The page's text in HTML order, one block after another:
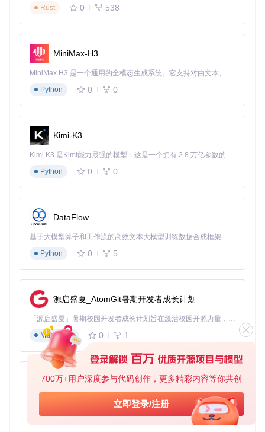
700万+用户深度参与代码创作，更多精彩内容等你共创
立即登录/注册
已安装.NET 9桌面运行时
已安装Steam客户端并登录
至少1GB可用存储空间
irrors/te/TEKLauncher
进入项目目录：
构建项目：
运行启动器： dotnet run
首次配置
登录Steam账号（用于MOD和DLC访问）
根据网络状况选择合适的下载节点
如何3分钟完成MOD批量更新？
打开MOD管理标签页 ModsTab
点击"批量更新"按钮，系统将自动：
下载更新文件
安装并验证文件完整性
完成后会显示更新结果报告
如何快速部署私人ARK服务器？
进入ServersTab服务器管理界面
点击"创建服务器"按钮，配置：
服务器名称和描述
最大玩家数量
点击"启动服务器"，系统将：
Rust
0 538
MiniMax-H3
MiniMax H3 是一个通用的全模态生成系统。它支持对由文本、图像、视频和音频组成的多模态上下文进行统一理解，并能生成分辨率高达 2K、时长可达 15 秒的带原生立体声音频的视频。得益于面向任务泛化的系统设计，H3 在预训练阶段就已具备广泛的多模态上下文理解与生成能力，能够出色地执行复杂的多模态指令。
Python
0 0
Kimi-K3
Kimi K3 是Kimi能力最强的模型：这是一个拥有 2.8 万亿参数的混合专家（MoE）模型，具备原生视觉理解能力，并支持 100 万 token 的上下文窗口。
Python
0 0
DataFlow
基于大模型算子和工作流的高效文本大模型训练数据合成框架
Python
0 5
源启盛夏_AtomGit暑期开发者成长计划
「源启盛夏」暑期校园开发者成长计划旨在激活校园开源力量，通过积分激励、认证扶持、资源倾斜等形式，引导高校组织和开发者完成「入驻 — 建项目 — 做贡献 — 获认证 — 得资源」的完整闭环。无论你是想带领社团入驻平台的组织者，还是希望用代码贡献证明自己的开发者，都能在这里找到属于你的成长路径。
Markdown
0 1
py-xiaozhi
基于Python的Xiaozhi AI，适用于想要完整Xiaozhi体验而无需拥有专用硬件的用户。
Python
0 1